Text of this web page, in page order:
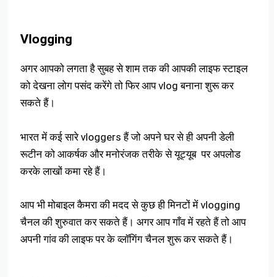
Vlogging
अगर आपको लगता है सुबह से शाम तक की आपकी लाइफ स्टाइल
को देखना लोग पसंद करेंगे तो फिर आप vlog बनाना शुरू कर
सकते हैं।
भारत में कई सारे vloggers हैं जो अपने घर से ही अपनी डेली
रूटीन को आकर्षक और मनोरंजक तरीके से यूट्यूब पर अपलोड
करके लाखों कमा रहे हैं।
आप भी मोबाइल कैमरा की मदद से कुछ ही मिनटों में vlogging
चैनल की शुरुवात कर सकते हैं। अगर आप गाँव में रहते हैं तो आप
अपनी गांव की लाइफ पर के व्लॉगिंग चैनल शुरू कर सकते हैं।